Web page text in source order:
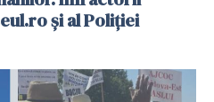
și al Poliției